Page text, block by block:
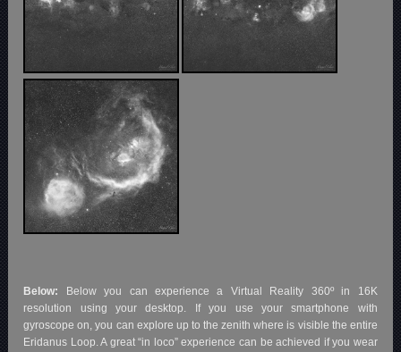
Below: Below you can experience a Virtual Reality 360º in 16K
resolution using your desktop. If you use your smartphone with
gyroscope on, you can explore up to the zenith where is visible the entire
Eridanus Loop. A great “in loco” experience can be achieved if you wear